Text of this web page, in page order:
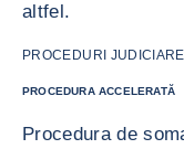
altfel.
PROCEDURI JUDICIARE
PROCEDURA ACCELERATĂ
Procedura de